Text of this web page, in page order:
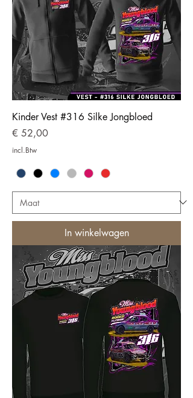
Kinder Vest #316 Silke Jongbloed
Prijs
€ 52,00
incl.Btw
In winkelwagen